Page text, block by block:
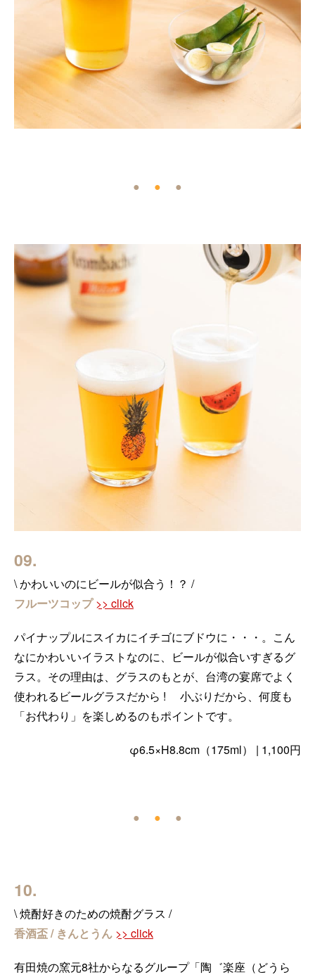
● ● ●
09.
\ かわいいのにビールが似合う！？ /
フルーツコップ >> click
パイナップルにスイカにイチゴにブドウに・・・。こん
なにかわいいイラストなのに、ビールが似合いすぎるグ
ラス。その理由は、グラスのもとが、台湾の宴席でよく
使われるビールグラスだから ! 小ぶりだから、何度も
「お代わり」を楽しめるのもポイントです。
φ6.5×H8.8cm（175ml） | 1,100円
● ● ●
10.
\ 焼酎好きのための焼酎グラス /
香酒盃 / きんとうん >> click
有田焼の窯元8社からなるグループ「陶゛楽座（どうら